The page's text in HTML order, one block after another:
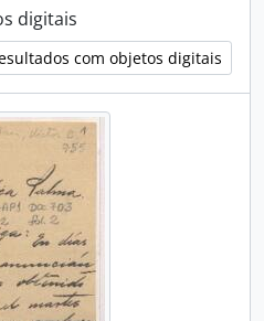
digitais
com objetos digitais